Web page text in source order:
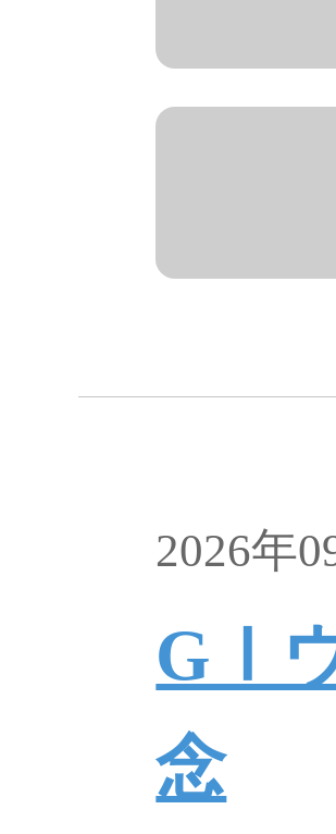
2026年
GⅠ
念